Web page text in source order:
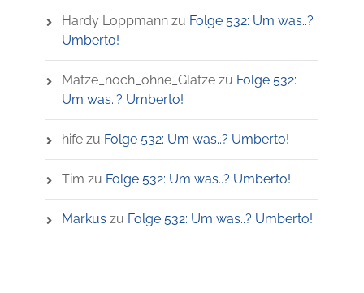
Hardy Loppmannzu Folge 532: Um was..?
Umberto!
Matze_noch_ohne_Glatzezu Folge 532:
Um was..? Umberto!
hifezu Folge 532: Um was..? Umberto!
Tim zu Folge 532: Um was..? Umberto!
Markus zu Folge 532: Um was..? Umberto!